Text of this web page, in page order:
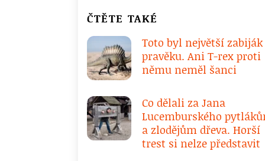
ČTĚTE TAKÉ
Toto byl největší zabiják
pravěku. Ani T-rex proti
němu neměl šanci
Co dělali za Jana
Lucemburského
a zlodějům dřeva. Horší
trest si nelze představit